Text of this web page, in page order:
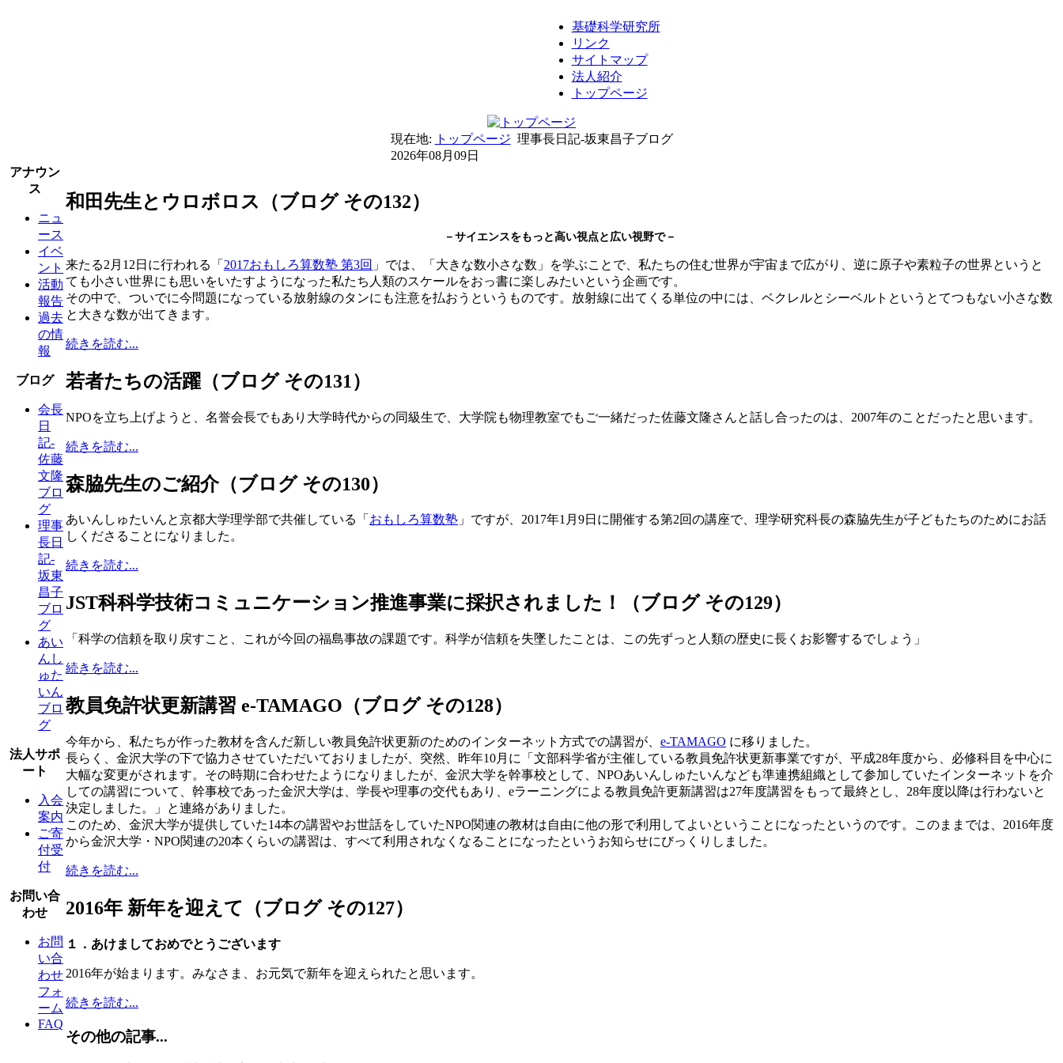
基礎科学研究所
リンク
サイトマップ
法人紹介
トップページ
現在地: トップページ 理事長日記-坂東昌子ブログ
2026年08月09日
アナウン
ス
ニュ
ース
イベ
ント
活動
報告
過去
の情
報
ブログ
会長
日
記-
佐藤
文隆
ブロ
グ
理事
長日
記-
坂東
昌子
ブロ
グ
あい
んし
ゅた
いん
ブロ
グ
法人サポ
ート
入会
案内
ご寄
付受
付
お問い合
わせ
お問
い合
わせ
フォ
ーム
FAQ
和田先生とウロボロス（ブログ その132）
－サイエンスをもっと高い視点と広い視野で－
来たる2月12日に行われる「 2017おもしろ算数塾 第3回 」では、「大きな数小さな数」を学ぶことで、私たちの住む世界が宇宙まで広がり、逆に原子や素粒子の世界というと
ても小さい世界にも思いをいたすようになった私たち人類のスケールをおっ書に楽しみたいという企画です。
その中で、ついでに今問題になっている放射線のタンにも注意を払おうというものです。放射線に出てくる単位の中には、ベクレルとシーベルトというとてつもない小さな数
と大きな数が出てきます。
続きを読む...
若者たちの活躍（ブログ その131）
NPOを立ち上げようと、名誉会長でもあり大学時代からの同級生で、大学院も物理教室でもご一緒だった佐藤文隆さんと話し合ったのは、2007年のことだったと思います。
続きを読む...
森脇先生のご紹介（ブログ その130）
あいんしゅたいんと京都大学理学部で共催している「 おもしろ算数塾 」ですが、2017年1月9日に開催する第2回の講座で、理学研究科長の森脇先生が子どもたちのためにお話
しくださることになりました。
続きを読む...
JST科科学技術コミュニケーション推進事業に採択されました！（ブログ その129）
「科学の信頼を取り戻すこと、これが今回の福島事故の課題です。科学が信頼を失墜したことは、この先ずっと人類の歴史に長くお影響するでしょう」
続きを読む...
教員免許状更新講習 e-TAMAGO（ブログ その128）
今年から、私たちが作った教材を含んだ新しい教員免許状更新のためのインターネット方式での講習が、 e-TAMAGO に移りました。
長らく、金沢大学の下で協力させていただいておりましたが、突然、昨年10月に「文部科学省が主催している教員免許状更新事業ですが、平成28年度から、必修科目を中心に
大幅な変更がされます。その時期に合わせたようになりましたが、金沢大学を幹事校として、NPOあいんしゅたいんなども準連携組織として参加していたインターネットを介
しての講習について、幹事校であった金沢大学は、学長や理事の交代もあり、eラーニングによる教員免許更新講習は27年度講習をもって最終とし、28年度以降は行わないと
決定しました。」と連絡がありました。
このため、金沢大学が提供していた14本の講習やお世話をしていたNPO関連の教材は自由に他の形で利用してよいということになったというのです。このままでは、2016年度
から金沢大学・NPO関連の20本くらいの講習は、すべて利用されなくなることになったというお知らせにびっくりしました。
続きを読む...
2016年 新年を迎えて（ブログ その127）
１．あけましておめでとうございます
2016年が始まります。みなさま、お元気で新年を迎えられたと思います。
続きを読む...
その他の記事...